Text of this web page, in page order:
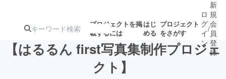
プロジェクトを掲
載するには
はじ
める
プロジェクト
をさがす
ロ
グ
イ
ン
/
新
規
会
員
登
録
【はるるん first写真集制作プロジェ
クト】